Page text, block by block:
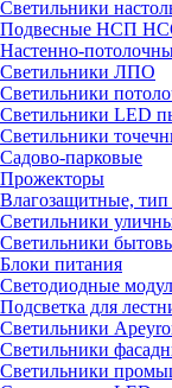
Светильники
Подвесные НСП
Настенно-
Светильники ЛПО
Светильники
Светильники LED
Светильники
Садово-парковые
Прожекторы
Влагозащитные,
Светильники
Светильники
Блоки питания
Светодиодные
Подсветка для
Светильники
Светильники
Светильники